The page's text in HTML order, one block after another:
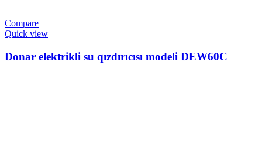
Compare
Quick view
Donar elektrikli su qızdırıcısı modeli DEW60C